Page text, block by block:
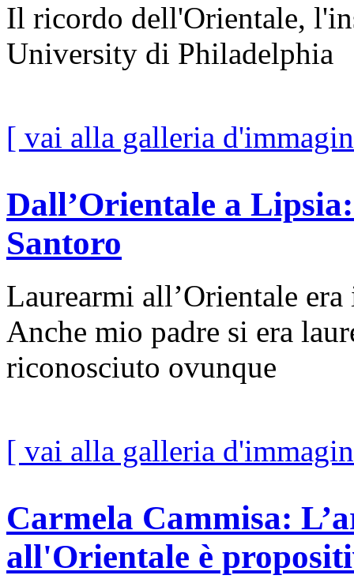
Il ricordo dell'Orientale,
University di Philadelphia
[ vai alla galleria
Dall’Orientale a
Santoro
Laurearmi all’Orientale
Anche mio padre si era
riconosciuto ovunque
[ vai alla galleria
Carmela Cammisa:
all'Orientale è